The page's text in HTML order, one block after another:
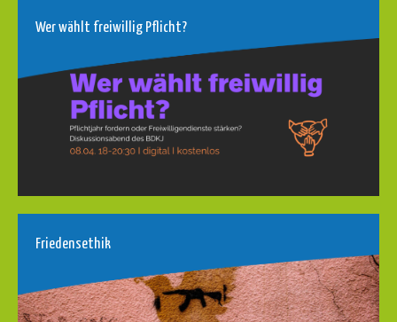
Wer wählt freiwillig Pflicht?
Friedensethik